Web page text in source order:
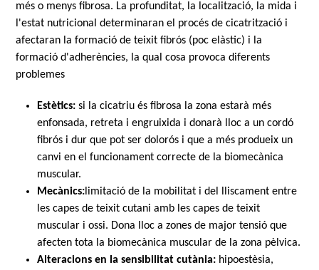
més o menys fibrosa. La profunditat, la localització, la mida i
l'estat nutricional determinaran el procés de cicatrització i
afectaran la formació de teixit fibrós (poc elàstic) i la
formació d'adherències, la qual cosa provoca diferents
problemes
Estètics: si la cicatriu és fibrosa la zona estarà més
enfonsada, retreta i engruixida i donarà lloc a un cordó
fibrós i dur que pot ser dolorós i que a més produeix un
canvi en el funcionament correcte de la biomecànica
muscular.
Mecànics: limitació de la mobilitat i del lliscament entre
les capes de teixit cutani amb les capes de teixit
muscular i ossi. Dona lloc a zones de major tensió que
afecten tota la biomecànica muscular de la zona pèlvica.
Alteracions en la sensibilitat cutània: hipoestèsia,